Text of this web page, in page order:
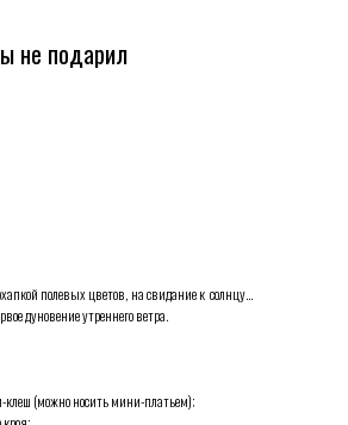
не подарил
полевых цветов, на свидание к солнцу…
дуновение утреннего ветра.
клеш (можно носить мини-платьем);